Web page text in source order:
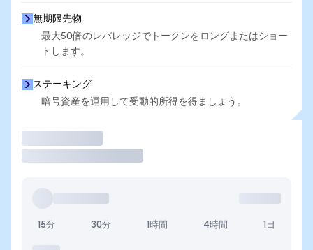
無期限先物
最大50倍のレバレッジでトークンをロングまたはショー
トします。
ステーキング
暗号資産を運用して受動的所得を得ましょう。
15分 30分 1時間 4時間 1日